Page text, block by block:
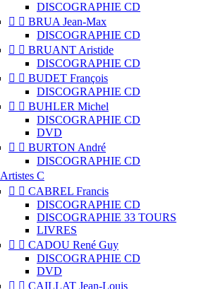
DISCOGRAPHIE CD
  BRUA Jean-Max
DISCOGRAPHIE CD
  BRUANT Aristide
DISCOGRAPHIE CD
  BUDET François
DISCOGRAPHIE CD
  BUHLER Michel
DISCOGRAPHIE CD
DVD
  BURTON André
DISCOGRAPHIE CD
Artistes C
  CABREL Francis
DISCOGRAPHIE CD
DISCOGRAPHIE 33 TOURS
LIVRES
  CADOU René Guy
DISCOGRAPHIE CD
DVD
  CAILLAT Jean-Louis